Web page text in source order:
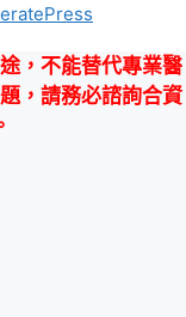
，不能替代專業醫
，請務必諮詢合資